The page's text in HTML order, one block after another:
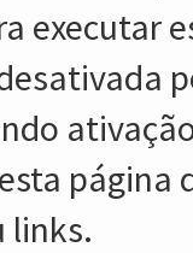
executar
links.